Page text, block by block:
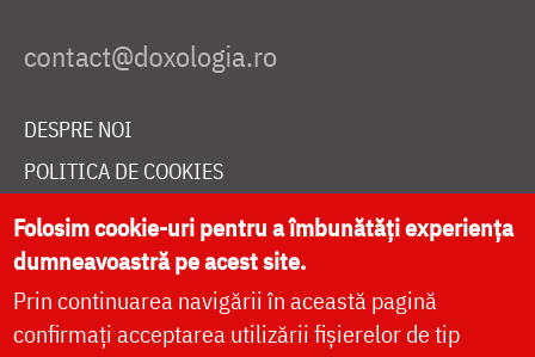
DESPRE NOI
POLITICA DE COOKIES
DONEAZĂ ONLINE PENTRU CATEDRALA NAȚIONALĂ
LIVE
Folosim cookie-uri pentru a îmbunătăți experiența
dumneavoastră pe acest site.
Prin continuarea navigării în această pagină
confirmați acceptarea utilizării fișierelor de tip